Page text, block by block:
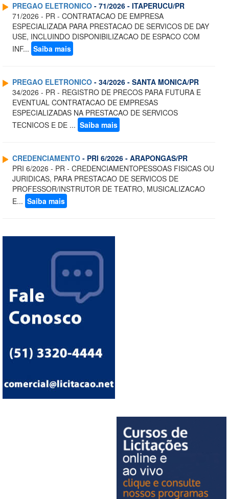
PREGAO ELETRONICO - 71/2026 - ITAPERUCU/PR
71/2026 - PR - CONTRATACAO DE EMPRESA
ESPECIALIZADA PARA PRESTACAO DE SERVICOS DE DAY
USE, INCLUINDO DISPONIBILIZACAO DE ESPACO COM
INF... Saiba mais
PREGAO ELETRONICO - 34/2026 - SANTA MONICA/PR
34/2026 - PR - REGISTRO DE PRECOS PARA FUTURA E
EVENTUAL CONTRATACAO DE EMPRESAS
ESPECIALIZADAS NA PRESTACAO DE SERVICOS
TECNICOS E DE ... Saiba mais
CREDENCIAMENTO - PRI 6/2026 - ARAPONGAS/PR
PRI 6/2026 - PR - CREDENCIAMENTOPESSOAS FISICAS OU
JURIDICAS, PARA PRESTACAO DE SERVICOS DE
PROFESSOR/INSTRUTOR DE TEATRO, MUSICALIZACAO
E... Saiba mais